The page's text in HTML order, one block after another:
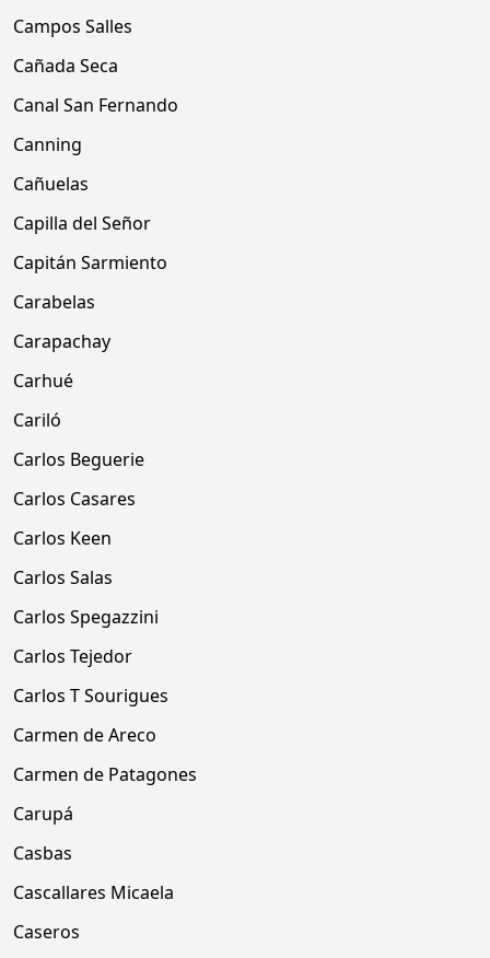
Campos Salles
Cañada Seca
Canal San Fernando
Canning
Cañuelas
Capilla del Señor
Capitán Sarmiento
Carabelas
Carapachay
Carhué
Cariló
Carlos Beguerie
Carlos Casares
Carlos Keen
Carlos Salas
Carlos Spegazzini
Carlos Tejedor
Carlos T Sourigues
Carmen de Areco
Carmen de Patagones
Carupá
Casbas
Cascallares Micaela
Caseros